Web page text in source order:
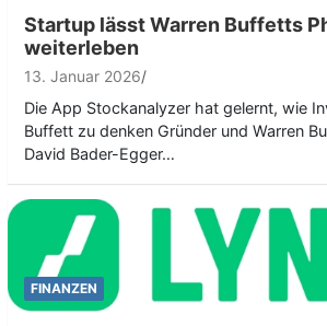
Startup lässt Warren Buffetts
weiterleben
13. Januar 2026
Die App Stockanalyzer hat gelernt, wie
Buffett zu denken Gründer und Warren
David Bader-Egger…
FINANZEN